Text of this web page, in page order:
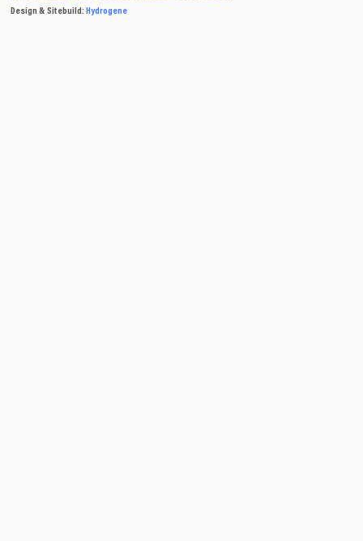
Design & Sitebuild: Hydrogene